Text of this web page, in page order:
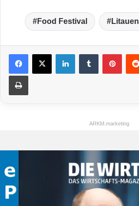
Food Festival Litauen
ARKM.marketing